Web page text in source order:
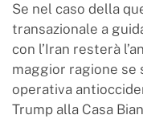
Se nel caso della
transazionale a
con l’Iran resterà
maggior ragione se
operativa
Trump alla Casa